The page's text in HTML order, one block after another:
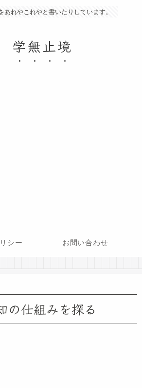
あれやこれやと書いたりしています。
学無止境
シー お問い合わせ
の仕組みを探る